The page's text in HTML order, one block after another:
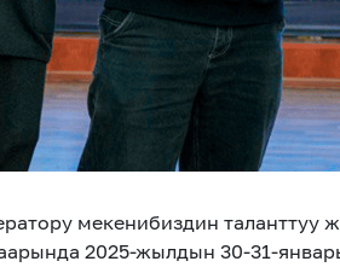
картасы жана каптоо
мекенибиздин
2025-жылдын 30-31-